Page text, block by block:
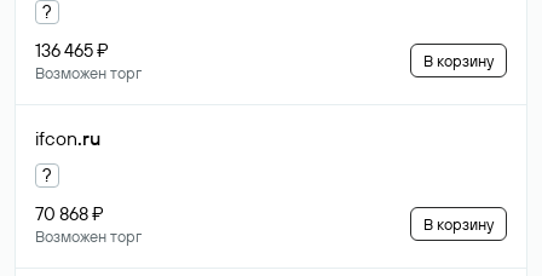
?
136 465 ₽
Возможен торг
В корзину
ifcon.ru
?
70 868 ₽
Возможен торг
В корзину